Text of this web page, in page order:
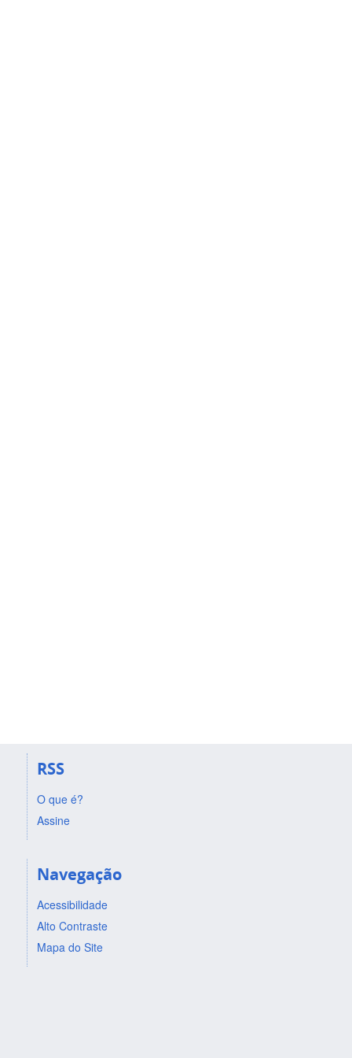
RSS
O que é?
Assine
Navegação
Acessibilidade
Alto Contraste
Mapa do Site